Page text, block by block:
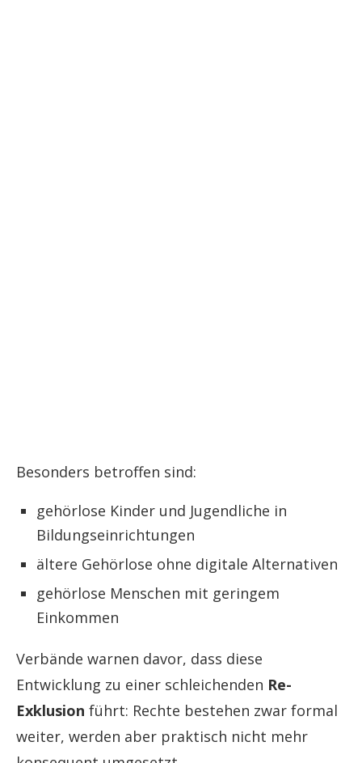
Besonders betroffen sind:
gehörlose Kinder und Jugendliche in
Bildungseinrichtungen
ältere Gehörlose ohne digitale Alternativen
gehörlose Menschen mit geringem
Einkommen
Verbände warnen davor, dass diese
Entwicklung zu einer schleichenden Re-
Exklusion führt: Rechte bestehen zwar formal
weiter, werden aber praktisch nicht mehr